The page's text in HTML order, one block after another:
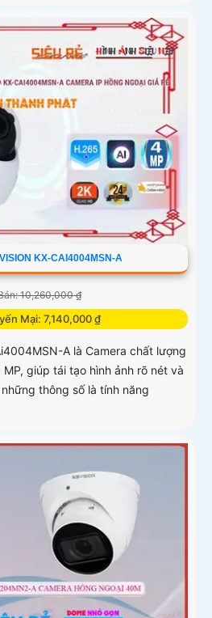
KX-CAI4004MSN-A
10,260,000 ₫
Mại: 7,140,000 ₫
A là Camera chất lượng
giúp tái tạo hình ảnh rõ nét và
thông số là tính năng